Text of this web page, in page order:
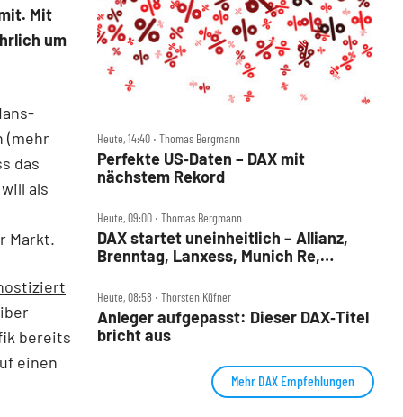
Mit
um
(mehr
das
als
Markt.
bereits
einen
Heute, 14:40 ‧ Thomas Bergmann
Perfekte US‑Daten – DAX mit
nächstem Rekord
Heute, 09:00 ‧ Thomas Bergmann
DAX startet uneinheitlich – Allianz,
Brenntag, Lanxess, Munich Re,
Heute, 08:58 ‧ Thorsten Küfner
Anleger aufgepasst: Dieser DAX‑Titel
bricht aus
Mehr DAX Empfehlungen